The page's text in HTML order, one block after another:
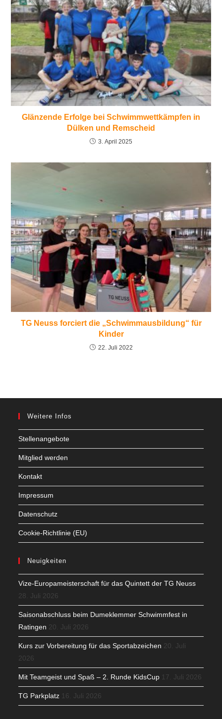
Glänzende Erfolge bei Schwimmwettkämpfen in
Dülken und Remscheid
3. April 2025
TG Neuss forciert die „Schwimmausbildung“ für
Kinder
22. Juli 2022
Weitere Infos
Stellenangebote
Mitglied werden
Kontakt
Impressum
Datenschutz
Cookie-Richtlinie (EU)
Neuigkeiten
Vize-Europameisterschaft für das Quintett der TG Neuss
28. Juli 2026
Saisonabschluss beim Dumeklemmer Schwimmfest in
Ratingen 20. Juli 2026
Kurs zur Vorbereitung für das Sportabzeichen 20. Juli
2026
Mit Teamgeist und Spaß – 2. Runde KidsCup 17. Juli 2026
TG Parkplatz 16. Juli 2026